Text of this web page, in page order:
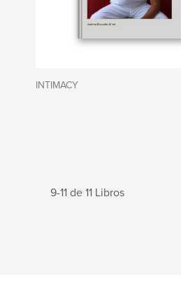
INTIMACY
9-11 de 11 Libros